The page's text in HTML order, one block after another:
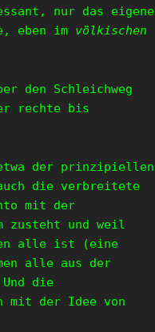
nur das eigene
eben im völkischen
den Schleichweg
rechte bis
der prinzipiellen
die verbreitete
mit der
zusteht und weil
alle ist (eine
alle aus der
die
mit der Idee von